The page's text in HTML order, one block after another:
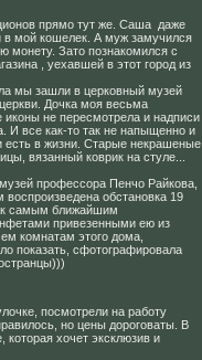
прямо тут же. Саша даже
в мой кошелек. А муж замучился
монету. Зато познакомился с
, уехавшей в этот город из
мы зашли в церковный музей
Дочка моя весьма
иконы не пересмотрела и надписи
И все как-то так не напыщенно и
есть в жизни. Старые некрашеные
вязанный коврик на стуле...
профессора Пенчо Райкова,
обстановка 19
самым ближайшим
привезенными ею из
комнатам этого дома,
показать, сфотографировала
посмотрели на работу
но цены дороговаты. В
хочет эксклюзив и